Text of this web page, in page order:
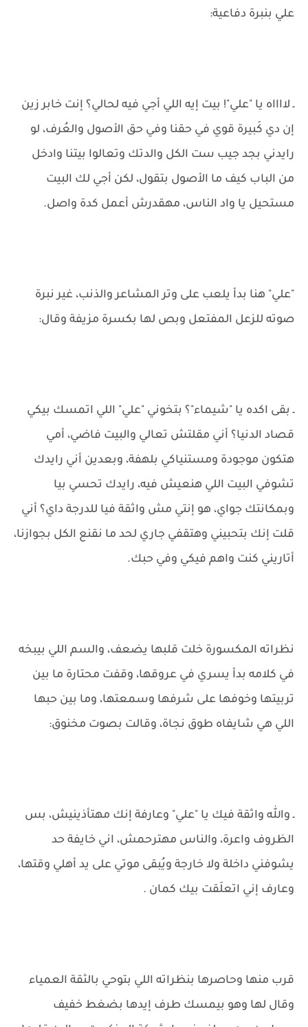
علي بنبرة دفاعية:
ـ لااااه يا "علي"! بيت إيه اللي أجي فيه لحالي؟ إنت خابر زين
إن دي كَبيرة قوي في حقنا وفي حق الأصول والعُرف، لو
رايدني بجد جيب ست الكل والدتك وتعالوا بيتنا وادخل
من الباب كيف ما الأصول بتقول، لكن أجي لك البيت
مستحيل يا واد الناس، مهقدرش أعمل كدة واصل.
"علي" هنا بدأ يلعب على وتر المشاعر والذنب، غير نبرة
صوته للزعل المفتعل وبص لها بكسرة مزيفة وقال:
ـ بقى اكده يا "شيماء"؟ بتخوني "علي" اللي اتمسك بيكي
قصاد الدنيا؟ أني مقلتش تعالي والبيت فاضي، أمي
هتكون موجودة ومستنياكي بلهفة، وبعدين أني رايدك
تشوفي البيت اللي هنعيش فيه، رايدك تحسي بيا
وبمكانتك جواي، هو إنتي مش واثقة فيا للدرجة داي؟ أني
قلت إنك بتحبيني وهتقفي جاري لحد ما نقنع الكل بجوازنا،
أتاريني كنت واهم فيكي وفي حبك.
نظراته المكسورة خلت قلبها يضعف، والسم اللي بيبخه
في كلامه بدأ يسري في عروقها، وقفت محتارة ما بين
تربيتها وخوفها على شرفها وسمعتها، وما بين حبها
اللي هي شايفاه طوق نجاة، وقالت بصوت مخنوق:
ـ والله واثقة فيك يا "علي" وعارفة إنك مهتأذينيش، بس
الظروف واعرة، والناس مهترحمش، اني خايفة حد
يشوفني داخلة ولا خارجة ويُبقى موتي على يد أهلي وقتها،
وعارف إني اتعلَقت بيك كمان .
قرب منها وحاصرها بنظراته اللي بتوحي بالثقة العمياء
وقال لها وهو بيمسك طرف إيدها بضغط خفيف